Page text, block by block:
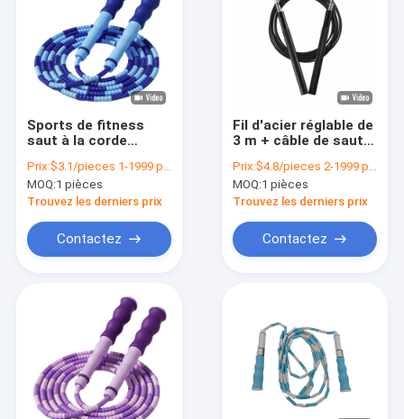
Sports de fitness
saut à la corde
Equipement de
fitness Affichage
Corde de saut en
Prix:$3.1/pieces 1-1999 pieces
MOQ:1 pièces
Trouvez les derniers prix
Contactez
Fil d'acier réglable de
3 m + câble de saut
fitness à domicile
Prix:$4.8/pieces 2-1999 pieces
MOQ:1 pièces
Trouvez les derniers prix
Contactez